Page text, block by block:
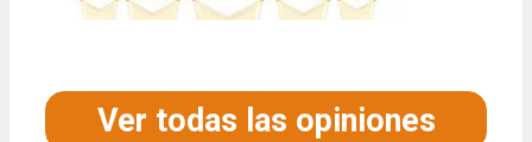
Ver todas las opiniones